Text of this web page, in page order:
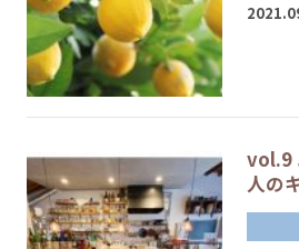
vol.9
人の